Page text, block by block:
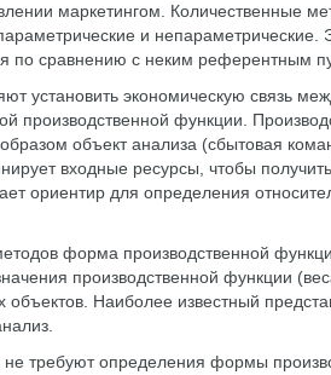
маркетингом. Количественные
и
по сравнению с неким референтным
установить экономическую связь
производственной функции.
объект анализа (сбытовая
входные ресурсы, чтобы
ориентир для определения
форма производственной
производственной функции
Наиболее известный
требуют определения формы